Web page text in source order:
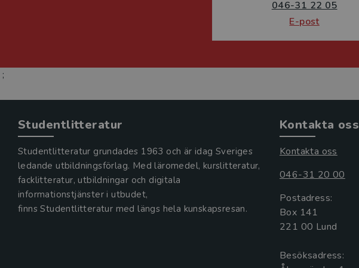
046-31 22 05
E-post
;
Studentlitteratur
Studentlitteratur grundades 1963 och är idag Sveriges
ledande utbildningsförlag. Med läromedel, kurslitteratur,
facklitteratur, utbildningar och digitala
informationstjänster i utbudet,
finns Studentlitteratur med längs hela kunskapsresan.
Kontakta oss
Kontakta oss
046-31 20 00
Postadress:
Box 141
221 00 Lund
Besöksadress: